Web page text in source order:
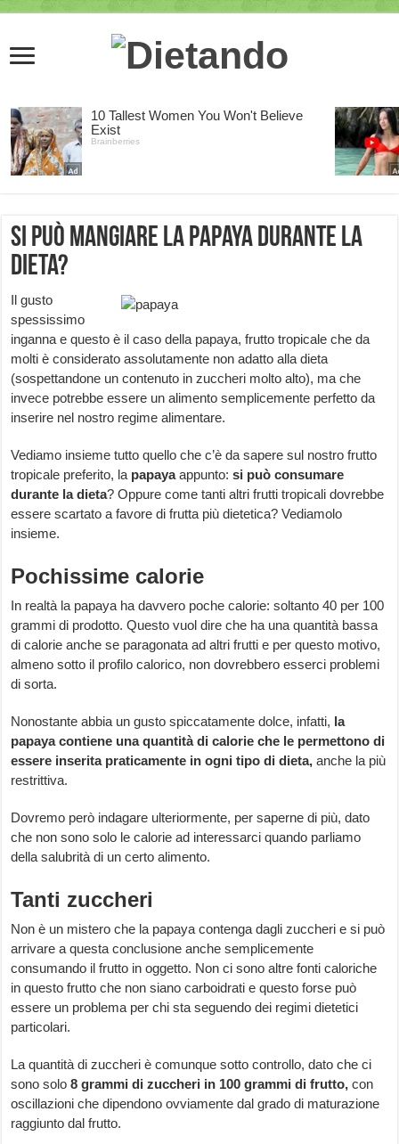
Si può mangiare la papaya durante la
dieta?
Il gusto
spessissimo
inganna e questo è il caso della papaya, frutto tropicale che da
molti è considerato assolutamente non adatto alla dieta
(sospettandone un contenuto in zuccheri molto alto), ma che
invece potrebbe essere un alimento semplicemente perfetto da
inserire nel nostro regime alimentare.
Vediamo insieme tutto quello che c’è da sapere sul nostro frutto
tropicale preferito, la papayaappunto:si può consumare
durante la dieta? Oppure come tanti altri frutti tropicali dovrebbe
essere scartato a favore di frutta più dietetica? Vediamolo
insieme.
Pochissime calorie
In realtà la papaya ha davvero poche calorie: soltanto 40 per 100
grammi di prodotto. Questo vuol dire che ha una quantità bassa
di calorie anche se paragonata ad altri frutti e per questo motivo,
almeno sotto il profilo calorico, non dovrebbero esserci problemi
di sorta.
Nonostante abbia un gusto spiccatamente dolce, infatti, la
papaya contiene una quantità di calorie che le permettono di
essere inserita praticamente in ogni tipo di dieta, anche la più
restrittiva.
Dovremo però indagare ulteriormente, per saperne di più, dato
che non sono solo le calorie ad interessarci quando parliamo
della salubrità di un certo alimento.
Tanti zuccheri
Non è un mistero che la papaya contenga dagli zuccheri e si può
arrivare a questa conclusione anche semplicemente
consumando il frutto in oggetto. Non ci sono altre fonti caloriche
in questo frutto che non siano carboidrati e questo forse può
essere un problema per chi sta seguendo dei regimi dietetici
particolari.
La quantità di zuccheri è comunque sotto controllo, dato che ci
sono solo 8 grammi di zuccheri in 100 grammi di frutto, con
oscillazioni che dipendono ovviamente dal grado di maturazione
raggiunto dal frutto.